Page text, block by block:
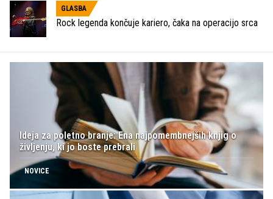
GLASBA
Rock legenda končuje kariero, čaka na operacijo srca
Ideja za poletno branje: Ena najpomembnejših knjig o
življenju, ki jo boste prebrali
NOVICE